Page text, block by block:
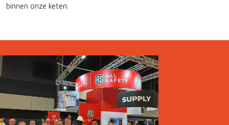
binnen onze keten.